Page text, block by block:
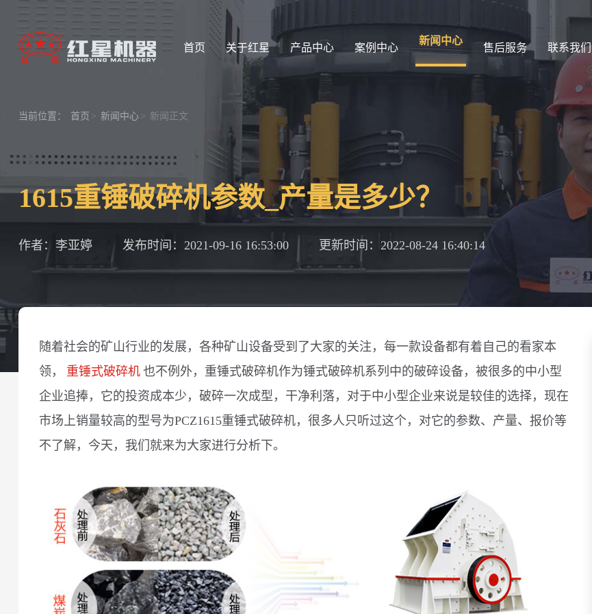
首页 关于红星 产品中心 案例中心
新闻中心
售后服务 联系我们
当前位置： 首页 > 新闻中心 > 新闻正文
1615重锤破碎机参数_产量是多少？
作者：李亚婷 发布时间：2021-09-16 16:53:00 更新时间：2022-08-24 16:40:14
随着社会的矿山行业的发展，各种矿山设备受到了大家的关注，每一款设备都有着自己的看家本
领，
重锤式破碎机 也不例外，重锤式破碎机作为锤式破碎机系列中的破碎设备，被很多的中小型
企业追捧，它的投资成本少，破碎一次成型，干净利落，对于中小型企业来说是较佳的选择，现在
市场上销量较高的型号为PCZ1615重锤式破碎机，很多人只听过这个，对它的参数、产量、报价等
不了解，今天，我们就来为大家进行分析下。